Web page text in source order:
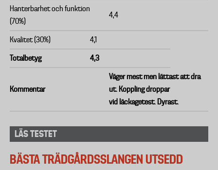
Hanterbarhet och funktion
(70%)
4,4
Kvalitet (30%) 4,1
Totalbetyg 4,3
Kommentar
Väger mest men lättast att dra
ut. Koppling droppar
vid läckagetest. Dyrast.
LÄS TESTET
BÄSTA TRÄDGÅRDSSLANGEN UTSEDD